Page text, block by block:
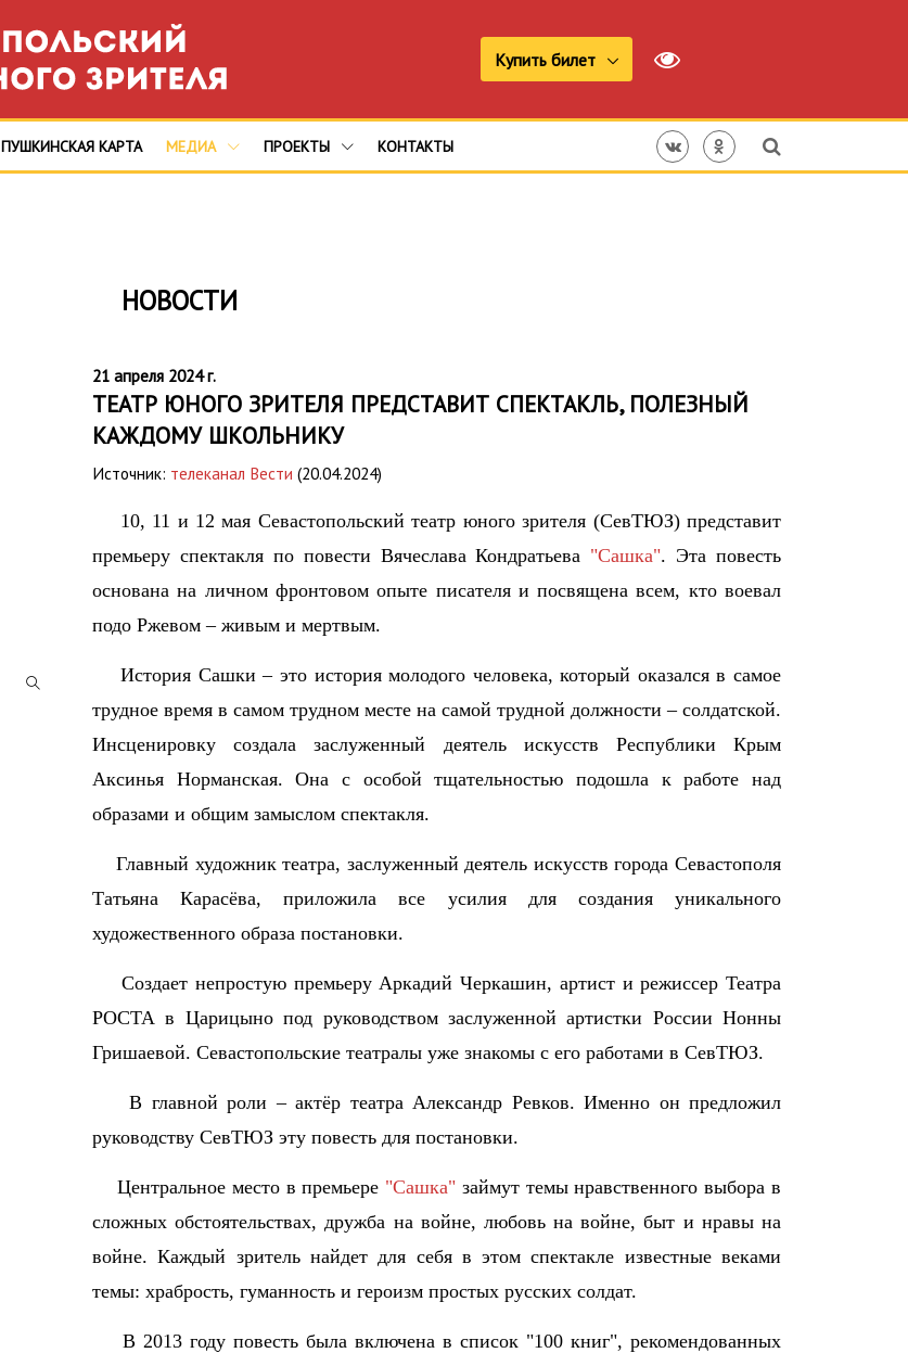
Купить билет
ПУШКИНСКАЯ КАРТА МЕДИА ПРОЕКТЫ КОНТАКТЫ
НОВОСТИ
21 апреля 2024 г.
ТЕАТР ЮНОГО ЗРИТЕЛЯ ПРЕДСТАВИТ СПЕКТАКЛЬ, ПОЛЕЗНЫЙ
КАЖДОМУ ШКОЛЬНИКУ
Источник: телеканал Вести (20.04.2024)
10, 11 и 12 мая Севастопольский театр юного зрителя (СевТЮЗ) представит
премьеру спектакля по повести Вячеслава Кондратьева "Сашка". Эта повесть
основана на личном фронтовом опыте писателя и посвящена всем, кто воевал
подо Ржевом – живым и мертвым.
История Сашки – это история молодого человека, который оказался в самое
трудное время в самом трудном месте на самой трудной должности – солдатской.
Инсценировку создала заслуженный деятель искусств Республики Крым
Аксинья Норманская. Она с особой тщательностью подошла к работе над
образами и общим замыслом спектакля.
Главный художник театра, заслуженный деятель искусств города Севастополя
Татьяна Карасёва, приложила все усилия для создания уникального
художественного образа постановки.
Создает непростую премьеру Аркадий Черкашин, артист и режиссер Театра
РОСТА в Царицыно под руководством заслуженной артистки России Нонны
Гришаевой. Севастопольские театралы уже знакомы с его работами в СевТЮЗ.
В главной роли – актёр театра Александр Ревков. Именно он предложил
руководству СевТЮЗ эту повесть для постановки.
Центральное место в премьере "Сашка" займут темы нравственного выбора в
сложных обстоятельствах, дружба на войне, любовь на войне, быт и нравы на
войне. Каждый зритель найдет для себя в этом спектакле известные веками
темы: храбрость, гуманность и героизм простых русских солдат.
В 2013 году повесть была включена в список "100 книг", рекомендованных